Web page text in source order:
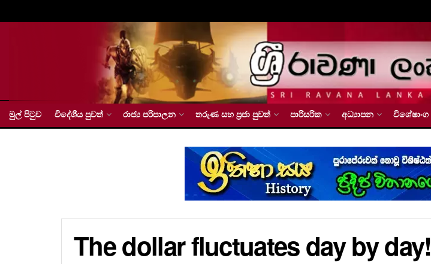
මුල් පිටුව විදේශීය පුවත් රාජ්‍ය පරිපාලන තරුණ සහ ප්‍රජා පුවත් පාරිසරික අධ්‍යාපන විශේෂාංග
The dollar fluctuates day by day!